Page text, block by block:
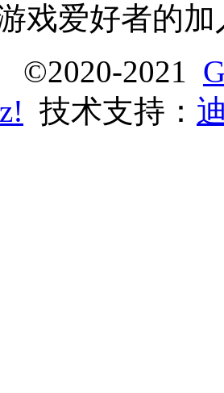
戏爱好者的加
©2020-2021
技术支持：